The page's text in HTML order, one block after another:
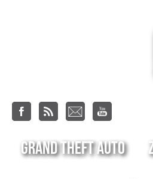
Grand Theft Auto